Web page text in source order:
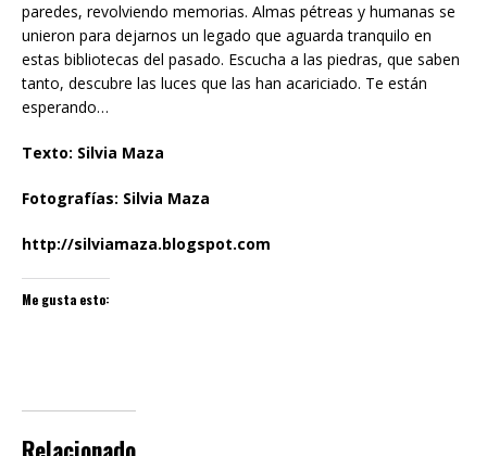
paredes, revolviendo memorias. Almas pétreas y humanas se
unieron para dejarnos un legado que aguarda tranquilo en
estas bibliotecas del pasado. Escucha a las piedras, que saben
tanto, descubre las luces que las han acariciado. Te están
esperando…
Texto: Silvia Maza
Fotografías: Silvia Maza
http://silviamaza.blogspot.com
Me gusta esto: